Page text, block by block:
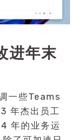
进年末
一些Teams
年杰出员工
年的业务运